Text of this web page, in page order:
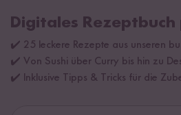
Digitales Rezeptbuch
✔️ 25 leckere Rezepte aus unseren
✔️ Von Sushi über Curry bis hin zu
✔️ Inklusive Tipps & Tricks für die